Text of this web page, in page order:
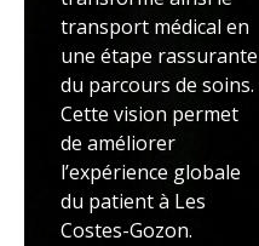
transport médical en
une étape rassurante
du parcours de soins.
Cette vision permet
de améliorer
l’expérience globale
du patient à Les
Costes-Gozon.